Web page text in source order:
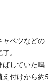
ャベツなどの
。
ばしていた鳴
え付けから約5